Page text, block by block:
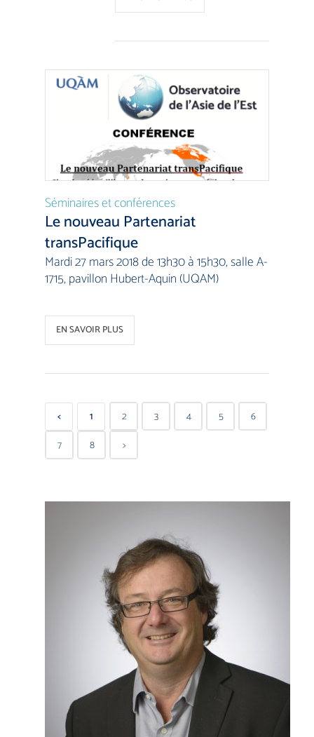
Séminaires et conférences
Le nouveau Partenariat
transPacifique
Mardi 27 mars 2018 de 13h30 à 15h30, salle A-
1715, pavillon Hubert-Aquin (UQAM)
EN SAVOIR PLUS
< 1 2 3 4 5
6
7
8 >